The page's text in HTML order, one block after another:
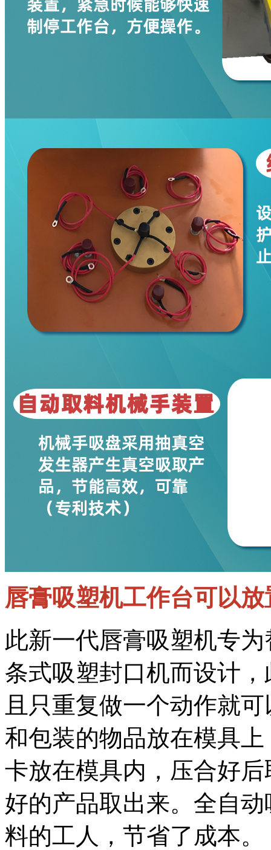
唇膏吸塑机工作台可以
此新一代唇膏吸塑机专
条式吸塑封口机而设计
且只重复做一个动作就
和包装的物品放在模具
卡放在模具内，压合好
好的产品取出来。全自
料的工人，节省了成本。